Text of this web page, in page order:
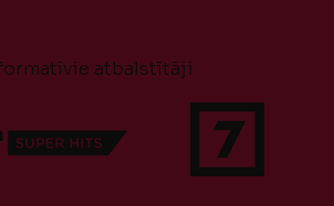
atbalstītāji